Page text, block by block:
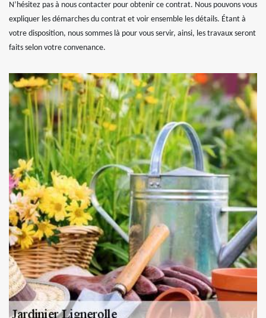
N’hésitez pas à nous contacter pour obtenir ce contrat. Nous pouvons vous
expliquer les démarches du contrat et voir ensemble les détails. Étant à
votre disposition, nous sommes là pour vous servir, ainsi, les travaux seront
faits selon votre convenance.